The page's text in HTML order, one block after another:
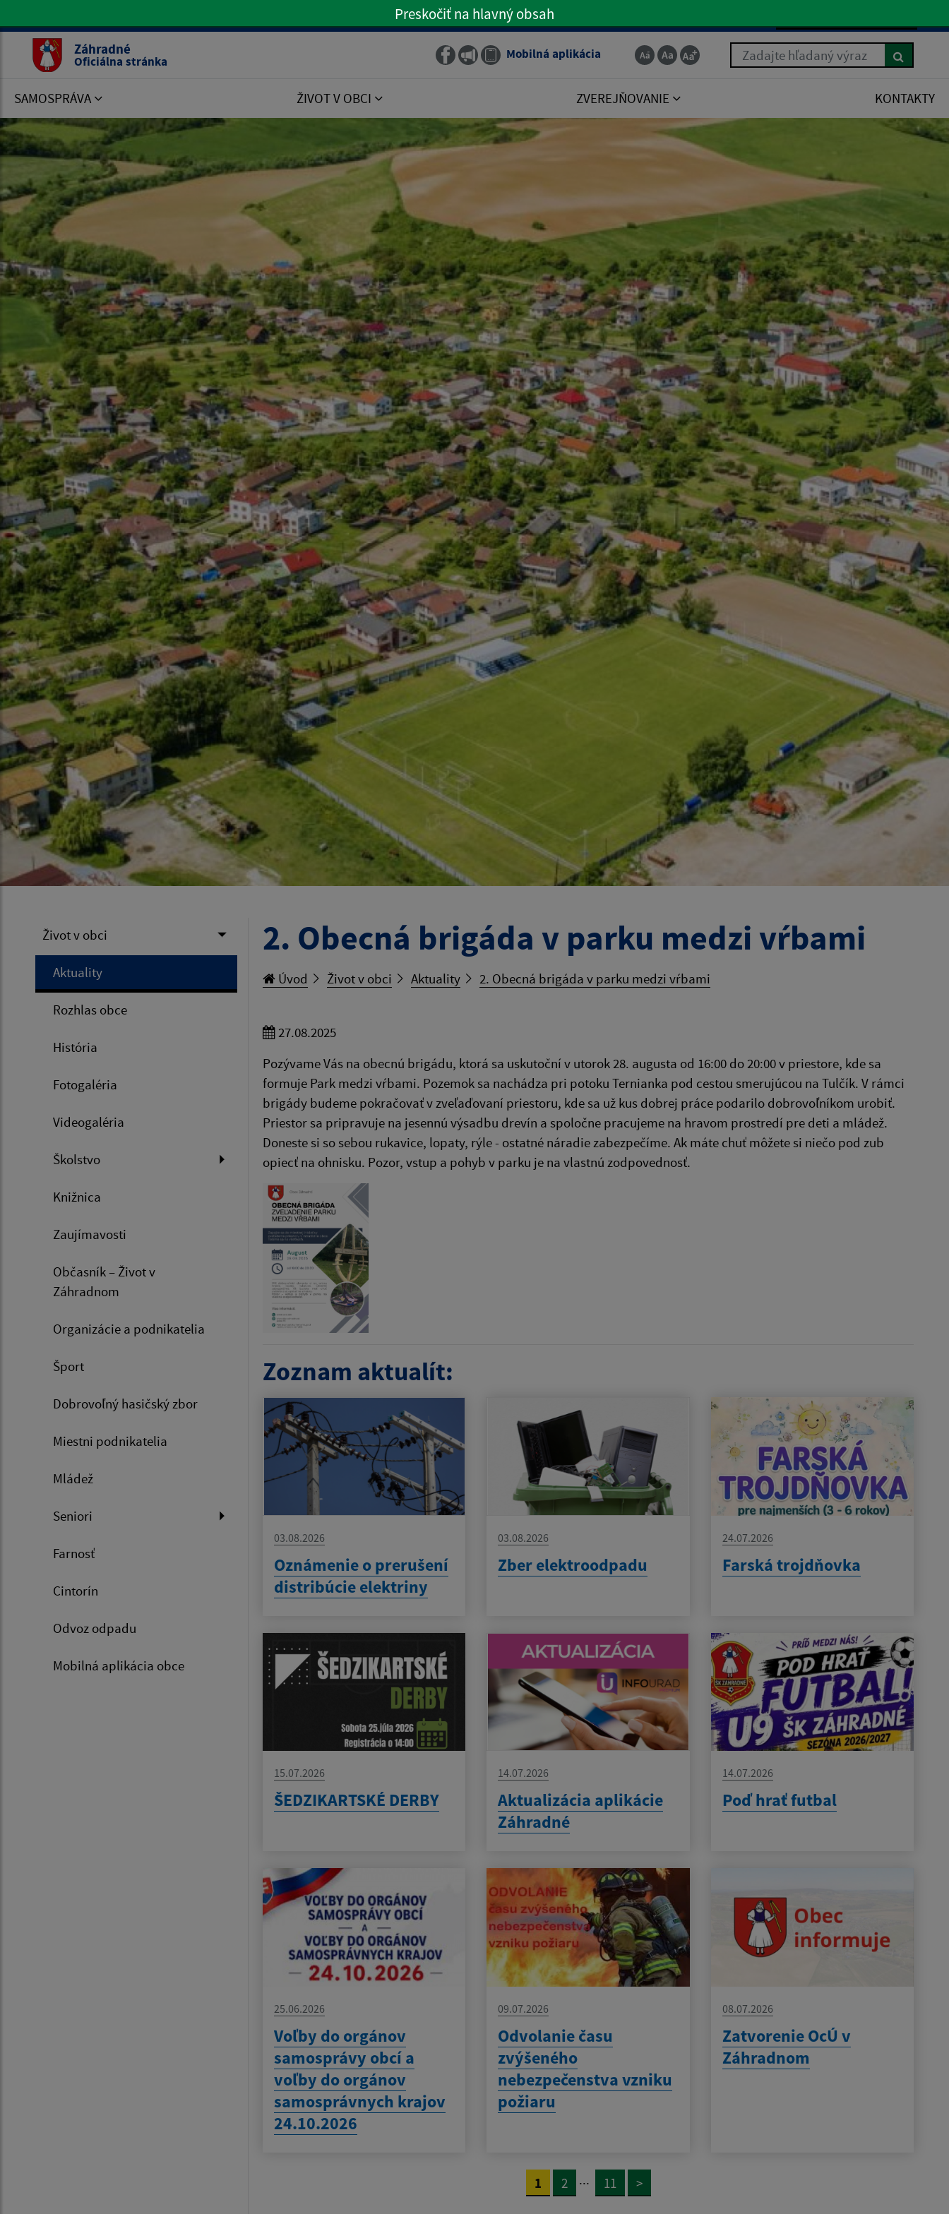
Preskočiť na hlavné menu
Preskočiť na hlavný obsah
Záhradné
Oficiálna stránka Obecný rozhlas
Mobilná aplikácia Zadajte hľadaný výraz
SAMOSPRÁVA ŽIVOT V OBCI ZVEREJŇOVANIE KONTAKTY
Život v obci
Aktuality
Rozhlas obce
História
Fotogaléria
Videogaléria
Školstvo
Knižnica
Zaujímavosti
Občasník – Život v
Záhradnom
Organizácie a podnikatelia
Šport
Dobrovoľný hasičský zbor
Miestni podnikatelia
Mládež
Seniori
Farnosť
Cintorín
Odvoz odpadu
Mobilná aplikácia obce
2. Obecná brigáda v parku medzi vŕbami
Úvod Život v obci Aktuality 2. Obecná brigáda v parku medzi vŕbami
27.08.2025
Pozývame Vás na obecnú brigádu, ktorá sa uskutoční v utorok 28. augusta od 16:00 do 20:00 v priestore, kde sa
formuje Park medzi vŕbami. Pozemok sa nachádza pri potoku Ternianka pod cestou smerujúcou na Tulčík. V rámci
brigády budeme pokračovať v zveľaďovaní priestoru, kde sa už kus dobrej práce podarilo dobrovoľníkom urobiť.
Priestor sa pripravuje na jesennú výsadbu drevín a spoločne pracujeme na hravom prostredí pre deti a mládež.
Doneste si so sebou rukavice, lopaty, rýle - ostatné náradie zabezpečíme. Ak máte chuť môžete si niečo pod zub
opiecť na ohnisku. Pozor, vstup a pohyb v parku je na vlastnú zodpovednosť.
Zoznam aktualít:
03.08.2026
Oznámenie o prerušení
distribúcie elektriny
03.08.2026
Zber elektroodpadu
24.07.2026
Farská trojdňovka
15.07.2026
ŠEDZIKARTSKÉ DERBY
14.07.2026
Aktualizácia aplikácie
Záhradné
14.07.2026
Poď hrať futbal
25.06.2026
Voľby do orgánov
samosprávy obcí a
voľby do orgánov
samosprávnych krajov
24.10.2026
09.07.2026
Odvolanie času
zvýšeného
nebezpečenstva vzniku
požiaru
08.07.2026
Zatvorenie OcÚ v
Záhradnom
1 2 ... 11 >